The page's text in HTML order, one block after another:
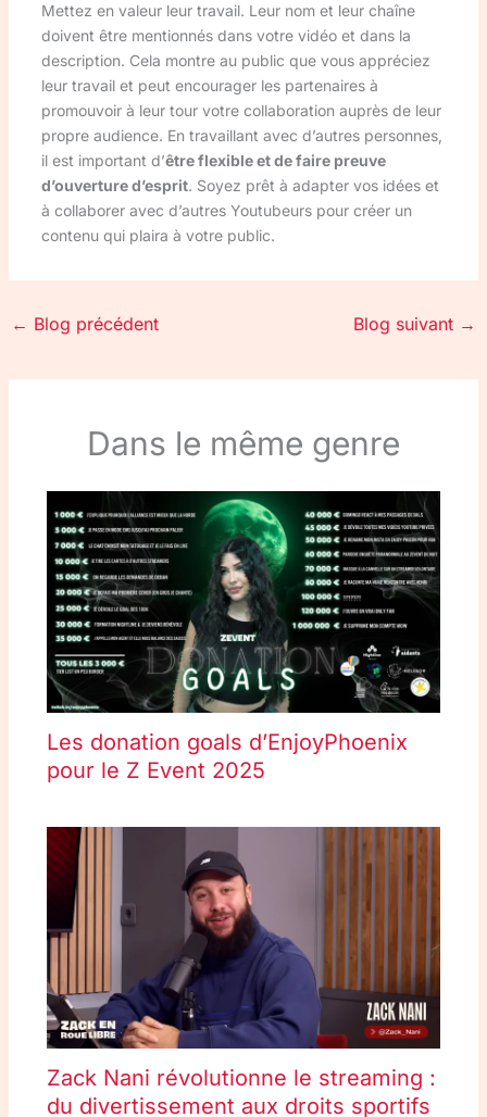
Mettez en valeur leur travail. Leur nom et leur chaîne
doivent être mentionnés dans votre vidéo et dans la
description. Cela montre au public que vous appréciez
leur travail et peut encourager les partenaires à
promouvoir à leur tour votre collaboration auprès de leur
propre audience. En travaillant avec d’autres personnes,
il est important d’être flexible et de faire preuve
d’ouverture d’esprit. Soyez prêt à adapter vos idées et
à collaborer avec d’autres Youtubeurs pour créer un
contenu qui plaira à votre public.
← Blog précédent Blog suivant →
Dans le même genre
Les donation goals d’EnjoyPhoenix
pour le Z Event 2025
Zack Nani révolutionne le streaming :
du divertissement aux droits sportifs